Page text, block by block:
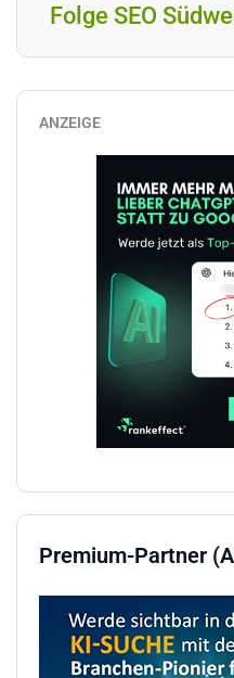
Folge SEO
ANZEIGE
Premium-Partner